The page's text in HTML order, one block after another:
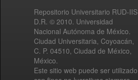
Repositorio Universitario RUD-IIS
D.R. © 2010. Universidad
Nacional Autónoma de México.
Ciudad Universitaria, Coyoacán,
C. P. 04510, Ciudad de México,
México.
Este sitio web puede ser utilizado